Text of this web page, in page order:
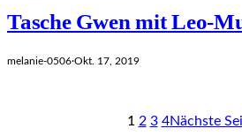
Tasche Gwen mit Leo-
melanie-0506·Okt. 17, 2019
1 2 3 4Nächste